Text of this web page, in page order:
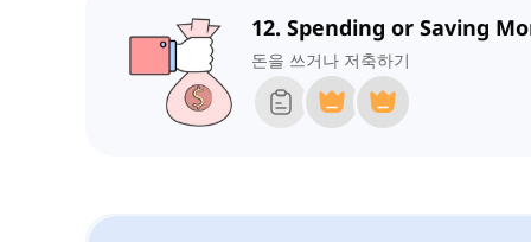
12. Spending or Saving
돈을 쓰거나 저축하기